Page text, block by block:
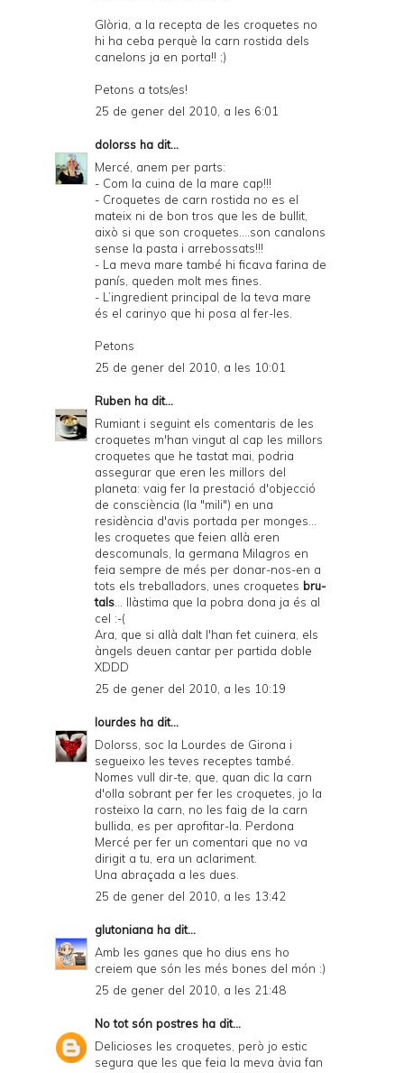
Glòria, a la recepta de les croquetes no
hi ha ceba perquè la carn rostida dels
canelons ja en porta!! ;)
Petons a tots/es!
25 de gener del 2010, a les 6:01
dolorss ha dit...
Mercé, anem per parts:
- Com la cuina de la mare cap!!!
- Croquetes de carn rostida no es el
mateix ni de bon tros que les de bullit,
això si que son croquetes....son canalons
sense la pasta i arrebossats!!!
- La meva mare també hi ficava farina de
panís, queden molt mes fines.
- L’ingredient principal de la teva mare
és el carinyo que hi posa al fer-les.
Petons
25 de gener del 2010, a les 10:01
Ruben ha dit...
Rumiant i seguint els comentaris de les
croquetes m'han vingut al cap les millors
croquetes que he tastat mai, podria
assegurar que eren les millors del
planeta: vaig fer la prestació d'objecció
de consciència (la "mili") en una
residència d'avis portada per monges...
les croquetes que feien allà eren
descomunals, la germana Milagros en
feia sempre de més per donar-nos-en a
tots els treballadors, unes croquetes bru-
tals ... llàstima que la pobra dona ja és al
cel :-(
Ara, que si allà dalt l'han fet cuinera, els
àngels deuen cantar per partida doble
XDDD
25 de gener del 2010, a les 10:19
lourdes ha dit...
Dolorss, soc la Lourdes de Girona i
segueixo les teves receptes també.
Nomes vull dir-te, que, quan dic la carn
d'olla sobrant per fer les croquetes, jo la
rosteixo la carn, no les faig de la carn
bullida, es per aprofitar-la. Perdona
Mercé per fer un comentari que no va
dirigit a tu, era un aclariment.
Una abraçada a les dues.
25 de gener del 2010, a les 13:42
glutoniana ha dit...
Amb les ganes que ho dius ens ho
creiem que són les més bones del món :)
25 de gener del 2010, a les 21:48
No tot són postres ha dit...
Delicioses les croquetes, però jo estic
segura que les que feia la meva àvia fan